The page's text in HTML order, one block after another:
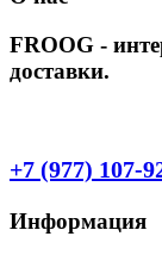
FROOG -
доставки.
+7 (977) 107-
Информация